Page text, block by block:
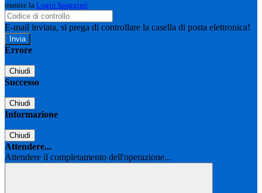
tramite la Login Spaggiari
E-mail inviata, si prega di controllare la casella di posta elettronica!
Errore
Chiudi
Successo
Chiudi
Informazione
Chiudi
Attendere...
Attendere il completamento dell'operazione...